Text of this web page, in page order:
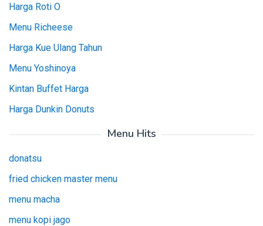
Harga Roti O
Menu Richeese
Harga Kue Ulang Tahun
Menu Yoshinoya
Kintan Buffet Harga
Harga Dunkin Donuts
Menu Hits
donatsu
fried chicken master menu
menu macha
menu kopi jago